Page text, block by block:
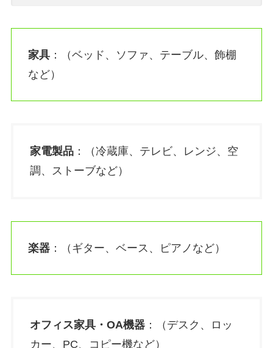
家具：（ベッド、ソファ、テーブル、飾棚
など）
家電製品：（冷蔵庫、テレビ、レンジ、空
調、ストーブなど）
楽器：（ギター、ベース、ピアノなど）
オフィス家具・OA機器：（デスク、ロッ
カー、PC、コピー機など）